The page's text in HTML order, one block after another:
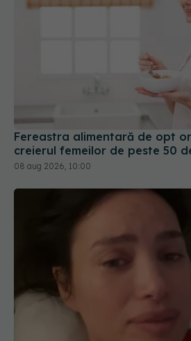
Fereastra alimentară de opt
creierul femeilor de peste 50
08 aug 2026, 10:00